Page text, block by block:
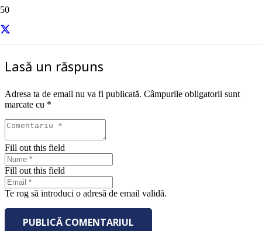
Lasă un răspuns
Adresa ta de email nu va fi publicată. Câmpurile obligatorii sunt
marcate cu *
Fill out this field
Fill out this field
Te rog să introduci o adresă de email validă.
PUBLICĂ COMENTARIUL